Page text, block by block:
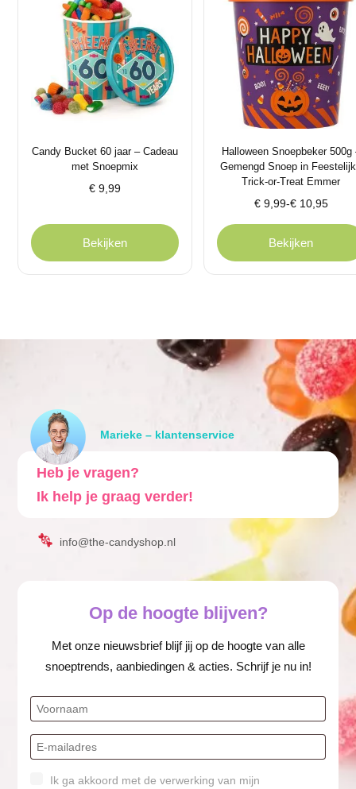
Candy Bucket 60 jaar – Cadeau
met Snoepmix
€ 9,99
Bekijken
Halloween Snoepbeker 500g
Gemengd Snoep in
Trick-or-Treat Emmer
€9,99-€10,95
Prijsklasse:
€ 10,95
Bekijken
Marieke – klantenservice
Heb je vragen?
Ik help je graag verder!
info@the-candyshop.nl
Op de hoogte blijven?
Met onze nieuwsbrief blijf jij op de hoogte van alle
snoeptrends, aanbiedingen & acties. Schrijf je nu in!
Ik ga akkoord met de verwerking van mijn